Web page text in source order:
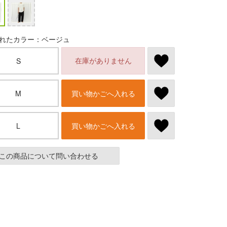
たカラー：ベージュ
S 在庫がありません
M 買い物かごへ入れる
L 買い物かごへ入れる
の商品について問い合わせる